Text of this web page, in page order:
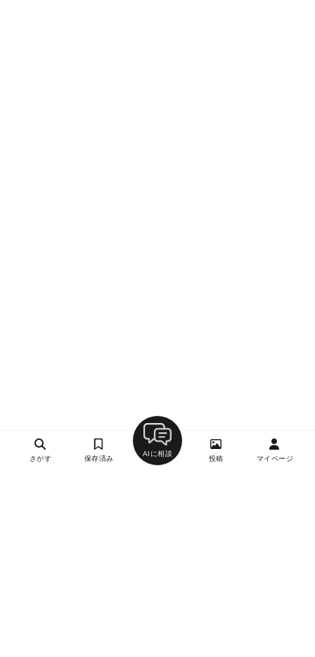
さがす 保存済み
AIに相談
投稿 マイページ